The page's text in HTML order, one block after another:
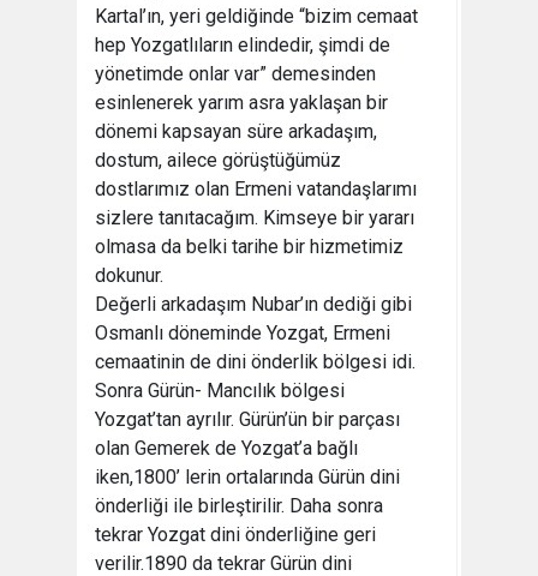
Kartal’ın, yeri geldiğinde “bizim cemaat
hep Yozgatlıların elindedir, şimdi de
yönetimde onlar var” demesinden
esinlenerek yarım asra yaklaşan bir
dönemi kapsayan süre arkadaşım,
dostum, ailece görüştüğümüz
dostlarımız olan Ermeni vatandaşlarımı
sizlere tanıtacağım. Kimseye bir yararı
olmasa da belki tarihe bir hizmetimiz
dokunur.
Değerli arkadaşım Nubar’ın dediği gibi
Osmanlı döneminde Yozgat, Ermeni
cemaatinin de dini önderlik bölgesi idi.
Sonra Gürün- Mancılık bölgesi
Yozgat’tan ayrılır. Gürün’ün bir parçası
olan Gemerek de Yozgat’a bağlı
iken,1800’ lerin ortalarında Gürün dini
önderliği ile birleştirilir. Daha sonra
tekrar Yozgat dini önderliğine geri
verilir.1890 da tekrar Gürün dini